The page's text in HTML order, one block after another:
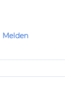
Melden